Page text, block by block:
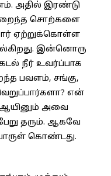
அதில் இரண்டு
சொற்களை
ஏற்றுக்கொள்ள
இன்னொரு
‘கடல் நீர் உவர்ப்பாக
பவளம், சங்கு,
என்
அவை
தரும். ஆகவே
கொண்டது.